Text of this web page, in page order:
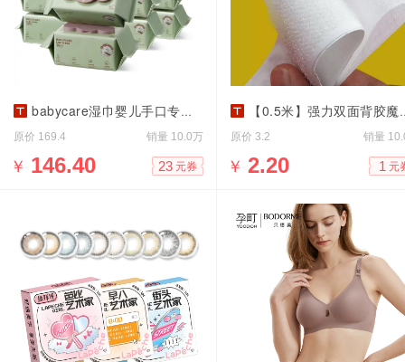
babycare湿巾婴儿手口专用紫盖湿巾80抽12包
原价 169.4 销量 10.0万
￥ 146.40 23 元券
【0.5米】强力双面背胶魔术贴长卷粘贴
原价 3.2 销量
￥ 2.20 1 元